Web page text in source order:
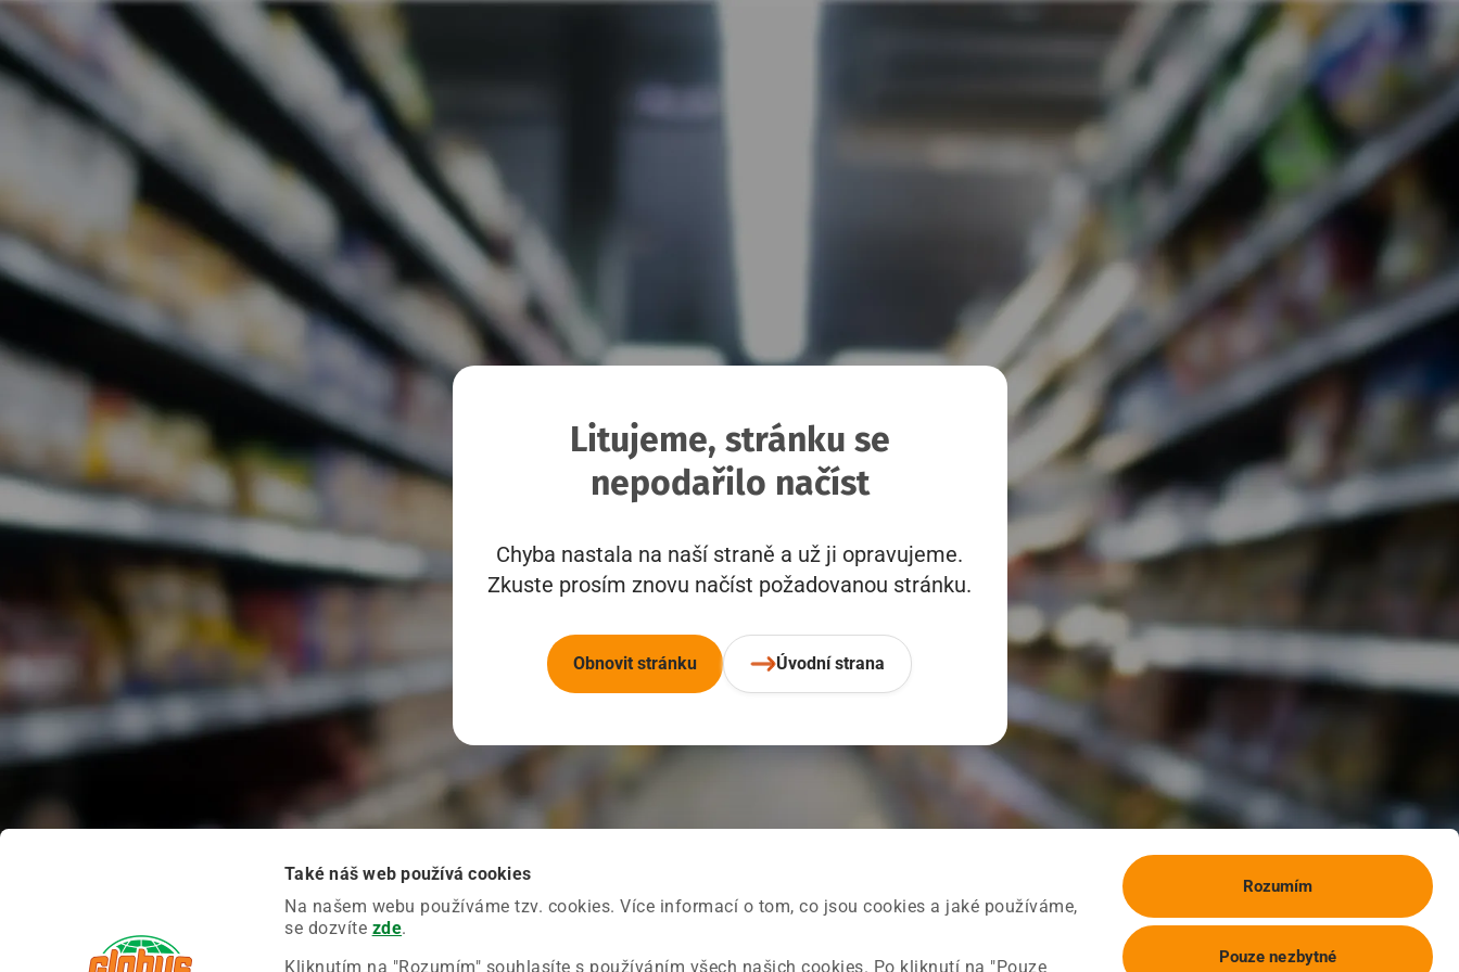
Také náš web používá cookies
Na našem webu používáme tzv. cookies. Více informací o tom, co jsou cookies a jaké používáme,
se dozvíte zde.
Kliknutím na "Rozumím" souhlasíte s používáním všech našich cookies. Po kliknutí na "Pouze
Rozumím
Pouze nezbytné
Litujeme, stránku se
nepodařilo načíst
Chyba nastala na naší straně a už ji opravujeme.
Zkuste prosím znovu načíst požadovanou stránku.
Obnovit stránku Úvodní strana